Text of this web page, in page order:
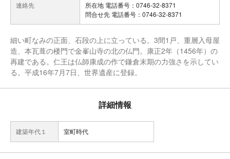
連絡先
所在地 電話番号：0746-32-8371
問合せ先 電話番号：0746-32-8371
細い町なみの正面、石段の上に立っている。3間1戸、重層入母屋
造、本瓦葺の楼門で金峯山寺の北の仏門。康正2年（1456年）の
再建である。仁王は仏師康成の作で鎌倉末期の力強さを示してい
る。平成16年7月7日、世界遺産に登録。
詳細情報
建築年代１ 室町時代